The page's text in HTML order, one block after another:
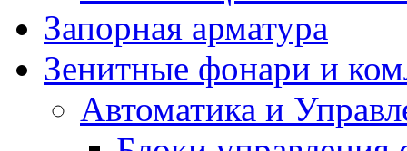
Запорная арматура
Зенитные фонари и
Автоматика и